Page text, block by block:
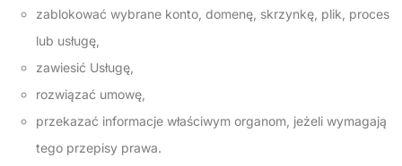
zablokować wybrane konto, domenę, skrzynkę, plik, proces
lub usługę,
zawiesić Usługę,
rozwiązać umowę,
przekazać informacje właściwym organom, jeżeli wymagają
tego przepisy prawa.